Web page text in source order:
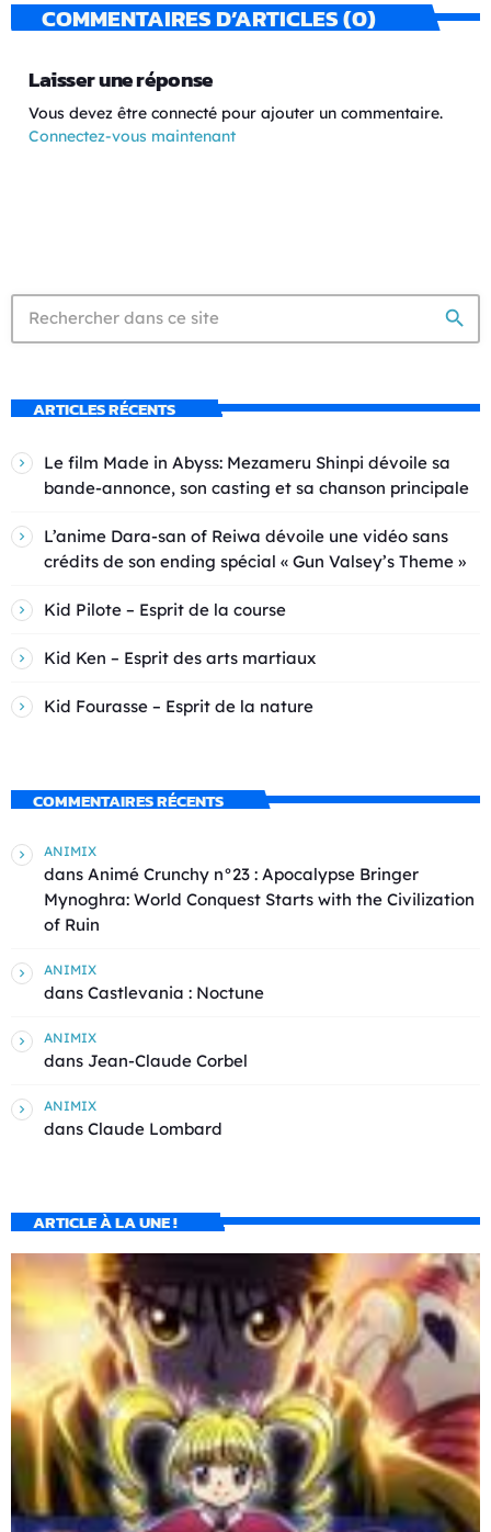
COMMENTAIRES D’ARTICLES (0)
Laisser une réponse
Vous devez être connecté pour ajouter un commentaire.
Connectez-vous maintenant
search
ARTICLES RÉCENTS
Le film Made in Abyss: Mezameru Shinpi dévoile sa
bande-annonce, son casting et sa chanson principale
L’anime Dara-san of Reiwa dévoile une vidéo sans
crédits de son ending spécial « Gun Valsey’s Theme »
Kid Pilote – Esprit de la course
Kid Ken – Esprit des arts martiaux
Kid Fourasse – Esprit de la nature
COMMENTAIRES RÉCENTS
ANIMIX
dans Animé Crunchy n°23 : Apocalypse Bringer
Mynoghra: World Conquest Starts with the Civilization
of Ruin
ANIMIX
dans Castlevania : Noctune
ANIMIX
dans Jean-Claude Corbel
ANIMIX
dans Claude Lombard
ARTICLE À LA UNE !